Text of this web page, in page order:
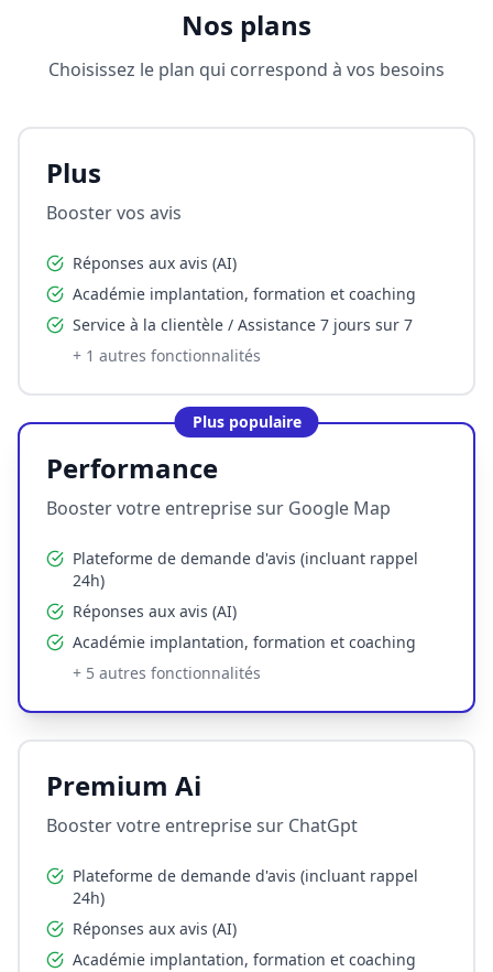
Nos plans
Choisissez le plan qui correspond à vos besoins
Plus
Booster vos avis
Réponses aux avis (AI)
Académie implantation, formation et coaching
Service à la clientèle / Assistance 7 jours sur 7
+ 1 autres fonctionnalités
Plus populaire
Performance
Booster votre entreprise sur Google Map
Plateforme de demande d'avis (incluant rappel
24h)
Réponses aux avis (AI)
Académie implantation, formation et coaching
+ 5 autres fonctionnalités
Premium Ai
Booster votre entreprise sur ChatGpt
Plateforme de demande d'avis (incluant rappel
24h)
Réponses aux avis (AI)
Académie implantation, formation et coaching